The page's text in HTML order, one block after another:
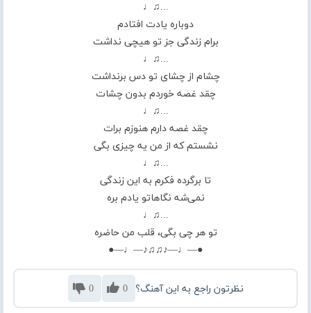
...♫♩
دوباره یادت افتادم
برام زندگی جز تو هیچی نداشت
...♫♩
چشام از چشای تو دس برنداشت
چقد غصه خوردم بدون چشات
...♫♩
چقد غصه دارم هنوزم برات
نشستم که از من یه چیزی بگی
...♫♩
تا برگرده فکرم به این زندگی
نمی‌شه نگاهاتو یادم بره
...♫♩
تو هر چی بگی، قلب من حاضره
●—♩—♪♫♫♪—♩—●
نظرتون راجع به این آهنگ؟ 0
0